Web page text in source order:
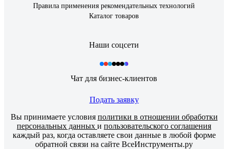
Правила применения рекомендательных технологий
Каталог товаров
Наши соцсети
Чат для бизнес-клиентов
Подать заявку
Вы принимаете условия политики в отношении обработки
персональных данных и пользовательского соглашения
каждый раз, когда оставляете свои данные в любой форме
обратной связи на сайте ВсеИнструменты.ру